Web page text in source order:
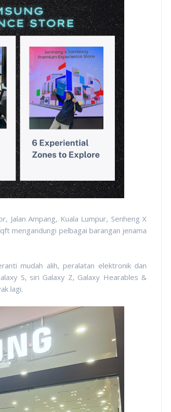
Jalan Ampang, Kuala Lumpur, Senheng X
mengandungi pelbagai barangan jenama
mudah alih, peralatan elektronik dan
S, siri Galaxy Z, Galaxy Hearables &
lagi.